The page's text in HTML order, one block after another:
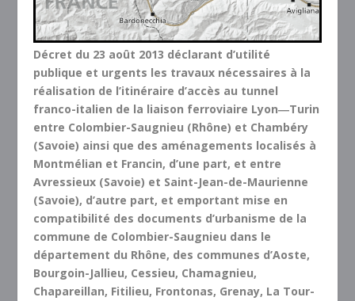
Décret du 23 août 2013 déclarant d’utilité
publique et urgents les travaux nécessaires à la
réalisation de l’itinéraire d’accès au tunnel
franco-italien de la liaison ferroviaire Lyon―Turin
entre Colombier-Saugnieu (Rhône) et Chambéry
(Savoie) ainsi que des aménagements localisés à
Montmélian et Francin, d’une part, et entre
Avressieux (Savoie) et Saint-Jean-de-Maurienne
(Savoie), d’autre part, et emportant mise en
compatibilité des documents d’urbanisme de la
commune de Colombier-Saugnieu dans le
département du Rhône, des communes d’Aoste,
Bourgoin-Jallieu, Cessieu, Chamagnieu,
Chapareillan, Fitilieu, Frontonas, Grenay, La Tour-